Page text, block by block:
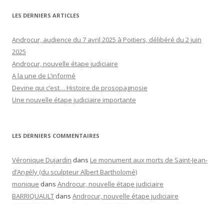
LES DERNIERS ARTICLES
Androcur, audience du 7 avril 2025 à Poitiers, délibéré du 2 juin
2025
Androcur, nouvelle étape judiciaire
A la une de L’informé
Devine qui c’est… Histoire de prosopagnosie
Une nouvelle étape judiciaire importante
LES DERNIERS COMMENTAIRES
Véronique Dujardin dans Le monument aux morts de Saint-Jean-
d’Angély (du sculpteur Albert Bartholomé)
monique dans Androcur, nouvelle étape judiciaire
BARRIQUAULT dans Androcur, nouvelle étape judiciaire